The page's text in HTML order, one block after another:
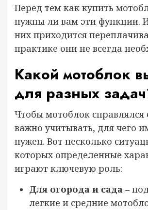
Перед тем как купить
нужны ли вам эти функции.
них приходится
практике они не всегда
Какой мотоблок
для разных
Чтобы мотоблок справлялся
важно учитывать, для чего
нужен. Вот несколько
которых определенные
играют ключевую роль:
Для огорода и сада –
легкие и средние